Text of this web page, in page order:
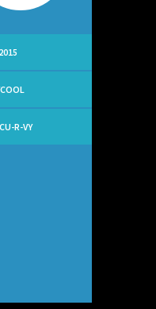
R-VY